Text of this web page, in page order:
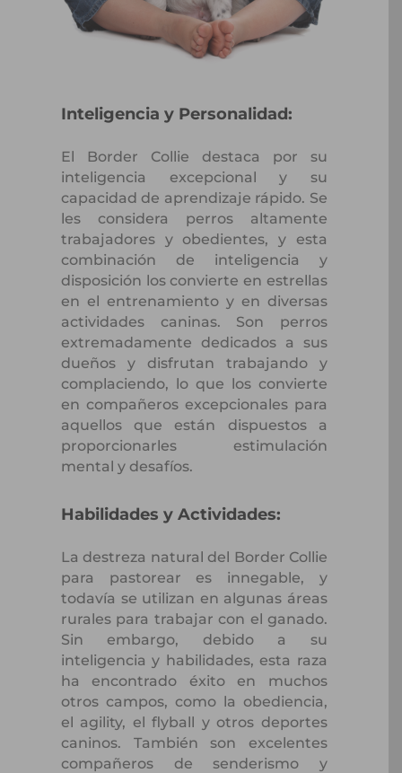
Inteligencia y Personalidad:
El Border Collie destaca por su
inteligencia excepcional y su
capacidad de aprendizaje rápido. Se
les considera perros altamente
trabajadores y obedientes, y esta
combinación de inteligencia y
disposición los convierte en estrellas
en el entrenamiento y en diversas
actividades caninas. Son perros
extremadamente dedicados a sus
dueños y disfrutan trabajando y
complaciendo, lo que los convierte
en compañeros excepcionales para
aquellos que están dispuestos a
proporcionarles estimulación
mental y desafíos.
Habilidades y Actividades:
La destreza natural del Border Collie
para pastorear es innegable, y
todavía se utilizan en algunas áreas
rurales para trabajar con el ganado.
Sin embargo, debido a su
inteligencia y habilidades, esta raza
ha encontrado éxito en muchos
otros campos, como la obediencia,
el agility, el flyball y otros deportes
caninos. También son excelentes
compañeros de senderismo y